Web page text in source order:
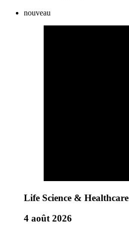
nouveau
Life Science & Healthcare
4 août 2026